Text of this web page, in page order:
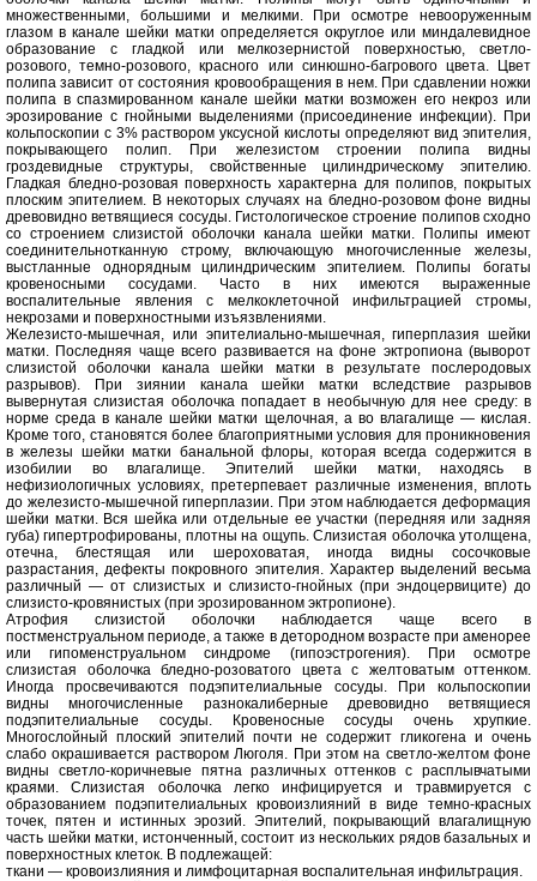
множественными, большими и мелкими. При осмотре невооруженным
глазом в канале шейки матки определяется округлое или миндалевидное
образование с гладкой или мелкозернистой поверхностью, светло-
розового, темно-розового, красного или синюшно-багрового цвета. Цвет
полипа зависит от состояния кровообращения в нем. При сдавлении ножки
полипа в спазмированном канале шейки матки возможен его некроз или
эрозирование с гнойными выделениями (присоединение инфекции). При
кольпоскопии с 3% раствором уксусной кислоты определяют вид эпителия,
покрывающего полип. При железистом строении полипа видны
гроздевидные структуры, свойственные цилиндрическому эпителию.
Гладкая бледно-розовая поверхность характерна для полипов, покрытых
плоским эпителием. В некоторых случаях на бледно-розовом фоне видны
древовидно ветвящиеся сосуды. Гистологическое строение полипов сходно
со строением слизистой оболочки канала шейки матки. Полипы имеют
соединительнотканную строму, включающую многочисленные железы,
выстланные однорядным цилиндрическим эпителием. Полипы богаты
кровеносными сосудами. Часто в них имеются выраженные
воспалительные явления с мелкоклеточной инфильтрацией стромы,
некрозами и поверхностными изъязвлениями.
Железисто-мышечная, или эпителиально-мышечная, гиперплазия шейки
матки. Последняя чаще всего развивается на фоне эктропиона (выворот
слизистой оболочки канала шейки матки в результате послеродовых
разрывов). При зиянии канала шейки матки вследствие разрывов
вывернутая слизистая оболочка попадает в необычную для нее среду: в
норме среда в канале шейки матки щелочная, а во влагалище — кислая.
Кроме того, становятся более благоприятными условия для проникновения
в железы шейки матки банальной флоры, которая всегда содержится в
изобилии во влагалище. Эпителий шейки матки, находясь в
нефизиологичных условиях, претерпевает различные изменения, вплоть
до железисто-мышечной гиперплазии. При этом наблюдается деформация
шейки матки. Вся шейка или отдельные ее участки (передняя или задняя
губа) гипертрофированы, плотны на ощупь. Слизистая оболочка утолщена,
отечна, блестящая или шероховатая, иногда видны сосочковые
разрастания, дефекты покровного эпителия. Характер выделений весьма
различный — от слизистых и слизисто-гнойных (при эндоцервиците) до
слизисто-кровянистых (при эрозированном эктропионе).
Атрофия слизистой оболочки наблюдается чаще всего в
постменструальном периоде, а также в детородном возрасте при аменорее
или гипоменструальном синдроме (гипоэстрогения). При осмотре
слизистая оболочка бледно-розоватого цвета с желтоватым оттенком.
Иногда просвечиваются подэпителиальные сосуды. При кольпоскопии
видны многочисленные разнокалиберные древовидно ветвящиеся
подэпителиальные сосуды. Кровеносные сосуды очень хрупкие.
Многослойный плоский эпителий почти не содержит гликогена и очень
слабо окрашивается раствором Люголя. При этом на светло-желтом фоне
видны светло-коричневые пятна различных оттенков с расплывчатыми
краями. Слизистая оболочка легко инфицируется и травмируется с
образованием подэпителиальных кровоизлияний в виде темно-красных
точек, пятен и истинных эрозий. Эпителий, покрывающий влагалищную
часть шейки матки, истонченный, состоит из нескольких рядов базальных и
поверхностных клеток. В подлежащей:
ткани — кровоизлияния и лимфоцитарная воспалительная инфильтрация.